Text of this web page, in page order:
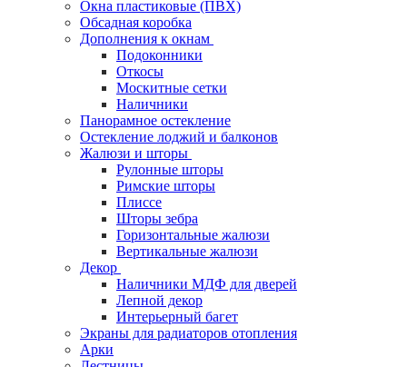
Окна пластиковые (ПВХ)
Обсадная коробка
Дополнения к окнам
Подоконники
Откосы
Москитные сетки
Наличники
Панорамное остекление
Остекление лоджий и балконов
Жалюзи и шторы
Рулонные шторы
Римские шторы
Плиссе
Шторы зебра
Горизонтальные жалюзи
Вертикальные жалюзи
Декор
Наличники МДФ для дверей
Лепной декор
Интерьерный багет
Экраны для радиаторов отопления
Арки